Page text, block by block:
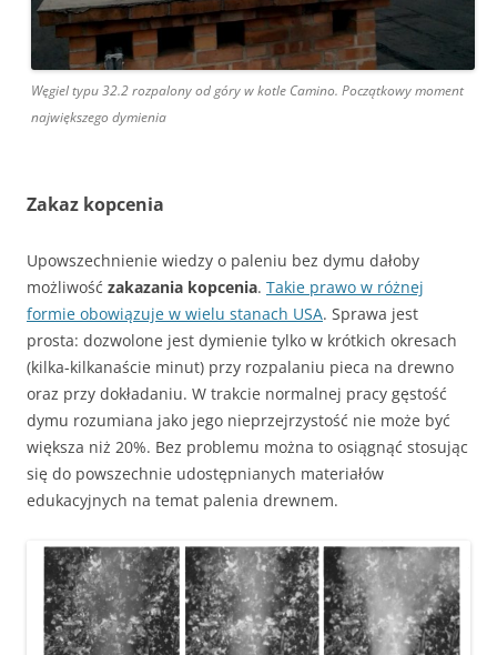
Węgiel typu 32.2 rozpalony od góry w kotle Camino. Początkowy moment
największego dymienia
Zakaz kopcenia
Upowszechnienie wiedzy o paleniu bez dymu dałoby
możliwość zakazania kopcenia. Takie prawo w różnej
formie obowiązuje w wielu stanach USA. Sprawa jest
prosta: dozwolone jest dymienie tylko w krótkich okresach
(kilka-kilkanaście minut) przy rozpalaniu pieca na drewno
oraz przy dokładaniu. W trakcie normalnej pracy gęstość
dymu rozumiana jako jego nieprzejrzystość nie może być
większa niż 20%. Bez problemu można to osiągnąć stosując
się do powszechnie udostępnianych materiałów
edukacyjnych na temat palenia drewnem.